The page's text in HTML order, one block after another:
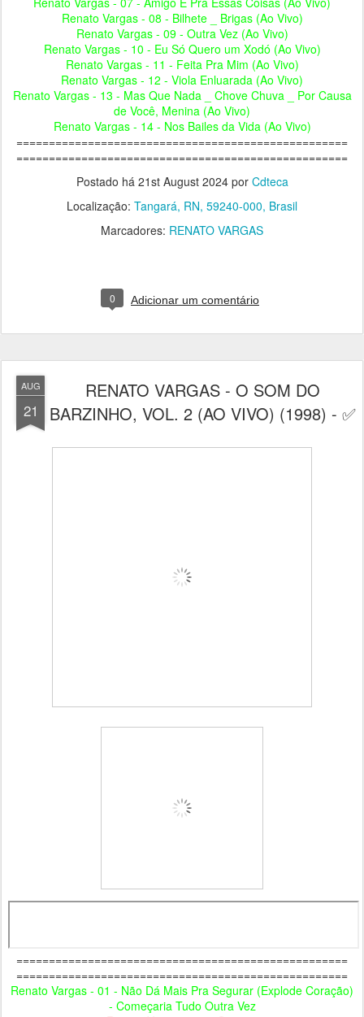
Renato Vargas - 08 - Bilhete _ Brigas (Ao Vivo)
Renato Vargas - 09 - Outra Vez (Ao Vivo)
Renato Vargas - 10 - Eu Só Quero um Xodó (Ao Vivo)
Renato Vargas - 11 - Feita Pra Mim (Ao Vivo)
Renato Vargas - 12 - Viola Enluarada (Ao Vivo)
Renato Vargas - 13 - Mas Que Nada _ Chove Chuva _ Por Causa
de Você, Menina (Ao Vivo)
Renato Vargas - 14 - Nos Bailes da Vida (Ao Vivo)
===================================================
===================================================
Postado há 21st August 2024por Cdteca
Localização: Tangará, RN, 59240-000, Brasil
Marcadores: RENATO VARGAS
0 Adicionar um comentário
AUG
21
RENATO VARGAS - O SOM DO
BARZINHO, VOL. 2 (AO VIVO) (1998) - ✅
===================================================
===================================================
Renato Vargas - 01 - Não Dá Mais Pra Segurar (Explode Coração)
- Começaria Tudo Outra Vez